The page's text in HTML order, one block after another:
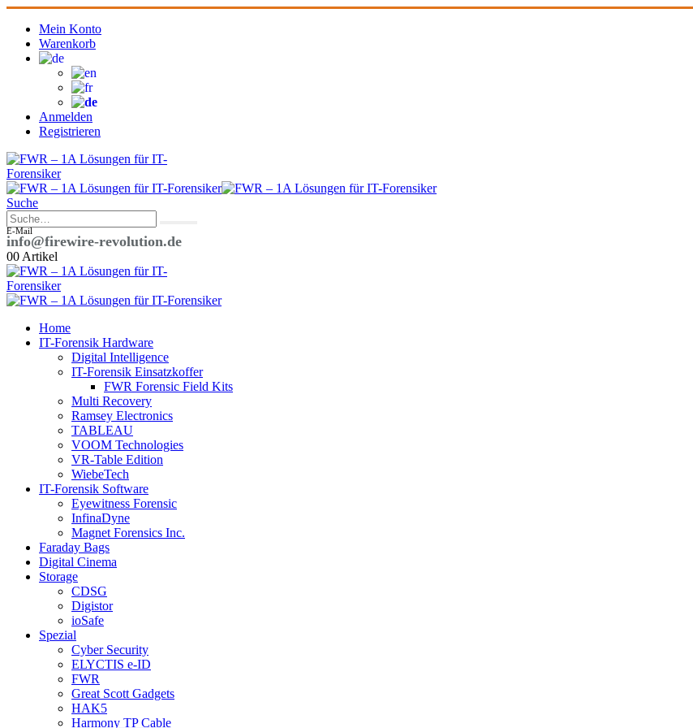
Mein Konto
Warenkorb
Anmelden
Registrieren
Suche
E-Mail
info@firewire-revolution.de
00 Artikel
Home
IT-Forensik Hardware
Digital Intelligence
IT-Forensik Einsatzkoffer
FWR Forensic Field Kits
Multi Recovery
Ramsey Electronics
TABLEAU
VOOM Technologies
VR-Table Edition
WiebeTech
IT-Forensik Software
Eyewitness Forensic
InfinaDyne
Magnet Forensics Inc.
Faraday Bags
Digital Cinema
Storage
CDSG
Digistor
ioSafe
Spezial
Cyber Security
ELYCTIS e-ID
FWR
Great Scott Gadgets
HAK5
Harmony TP Cable